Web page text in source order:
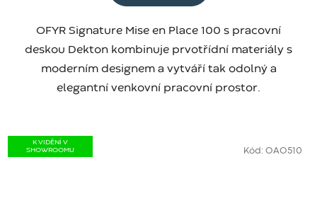
OFYR Signature Mise en Place 100 s pracovní
deskou Dekton kombinuje prvotřídní materiály s
moderním designem a vytváří tak odolný a
elegantní venkovní pracovní prostor.
K VIDĚNÍ V
SHOWROOMU
Kód: OAO510